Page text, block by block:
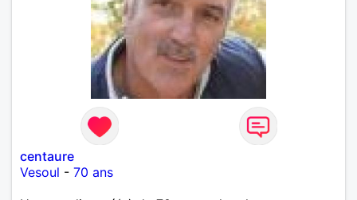
centaure
Vesoul - 70 ans